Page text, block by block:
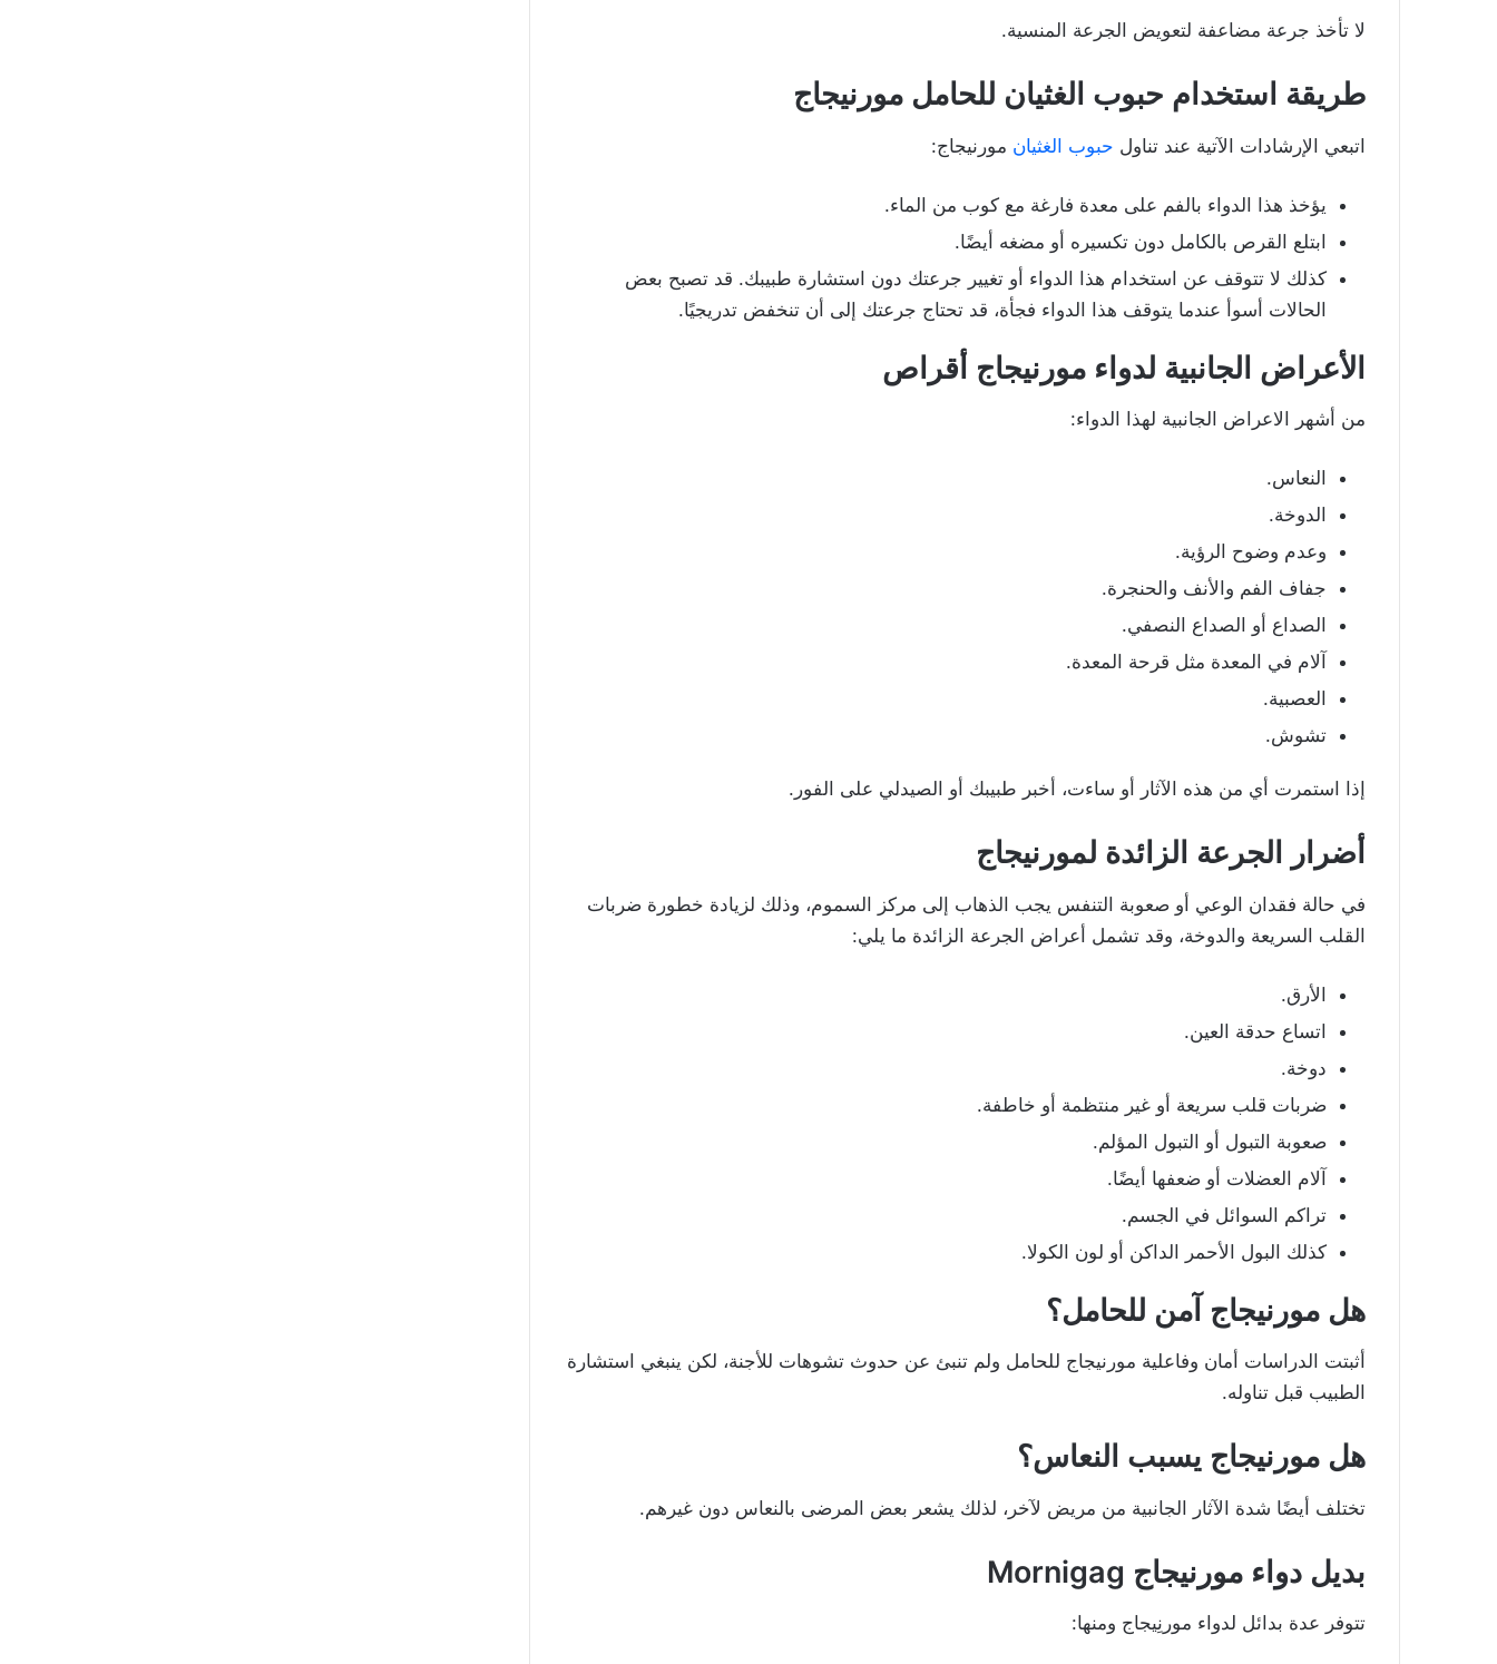
لا تأخذ جرعة مضاعفة لتعويض الجرعة المنسية.
طريقة استخدام حبوب الغثيان للحامل مورنيجاج
اتبعي الإرشادات الآتية عند تناول حبوب الغثيان مورنيجاج:
يؤخذ هذا الدواء بالفم على معدة فارغة مع كوب من الماء.
ابتلع القرص بالكامل دون تكسيره أو مضغه أيضًا.
كذلك لا تتوقف عن استخدام هذا الدواء أو تغيير جرعتك دون استشارة طبيبك. قد تصبح بعض
الحالات أسوأ عندما يتوقف هذا الدواء فجأة، قد تحتاج جرعتك إلى أن تنخفض تدريجيًا.
الأعراض الجانبية لدواء مورنيجاج أقراص
من أشهر الاعراض الجانبية لهذا الدواء:
النعاس.
الدوخة.
وعدم وضوح الرؤية.
جفاف الفم والأنف والحنجرة.
الصداع أو الصداع النصفي.
آلام في المعدة مثل قرحة المعدة.
العصبية.
تشوش.
إذا استمرت أي من هذه الآثار أو ساءت، أخبر طبيبك أو الصيدلي على الفور.
أضرار الجرعة الزائدة لمورنيجاج
في حالة فقدان الوعي أو صعوبة التنفس يجب الذهاب إلى مركز السموم، وذلك لزيادة خطورة ضربات
القلب السريعة والدوخة، وقد تشمل أعراض الجرعة الزائدة ما يلي:
الأرق.
اتساع حدقة العين.
دوخة.
ضربات قلب سريعة أو غير منتظمة أو خاطفة.
صعوبة التبول أو التبول المؤلم.
آلام العضلات أو ضعفها أيضًا.
تراكم السوائل في الجسم.
كذلك البول الأحمر الداكن أو لون الكولا.
هل مورنيجاج آمن للحامل؟
أثبتت الدراسات أمان وفاعلية مورنيجاج للحامل ولم تنبئ عن حدوث تشوهات للأجنة، لكن ينبغي استشارة
الطبيب قبل تناوله.
هل مورنيجاج يسبب النعاس؟
تختلف أيضًا شدة الآثار الجانبية من مريض لآخر، لذلك يشعر بعض المرضى بالنعاس دون غيرهم.
بديل دواء مورنيجاج Mornigag
تتوفر عدة بدائل لدواء مورنِيجاج ومنها: